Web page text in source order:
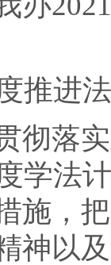
进法
落实
学法
施，
神以